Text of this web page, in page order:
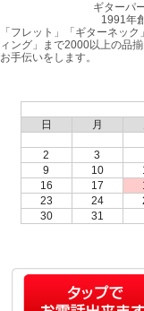
ギターパ
1991年
「フレット」「ギターネッ
ィング」まで2000以上の品
お手伝いをします。
日
月
2
3
9
10
16
17
23
24
30
31